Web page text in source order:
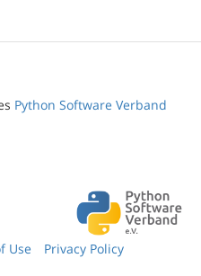
Python Software Verband
Use Privacy Policy